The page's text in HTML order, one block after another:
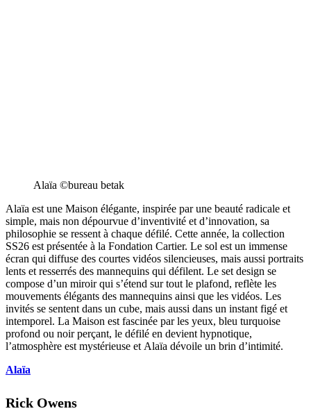
Alaïa ©bureau betak
Alaïa est une Maison élégante, inspirée par une beauté radicale et
simple, mais non dépourvue d’inventivité et d’innovation, sa
philosophie se ressent à chaque défilé. Cette année, la collection
SS26 est présentée à la Fondation Cartier. Le sol est un immense
écran qui diffuse des courtes vidéos silencieuses, mais aussi portraits
lents et resserrés des mannequins qui défilent. Le set design se
compose d’un miroir qui s’étend sur tout le plafond, reflète les
mouvements élégants des mannequins ainsi que les vidéos. Les
invités se sentent dans un cube, mais aussi dans un instant figé et
intemporel. La Maison est fascinée par les yeux, bleu turquoise
profond ou noir perçant, le défilé en devient hypnotique,
l’atmosphère est mystérieuse et Alaïa dévoile un brin d’intimité.
Alaïa
Rick Owens